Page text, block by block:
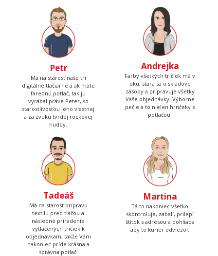
Petr
Má na starosť naše tri
digitálne tlačiarne a ak máte
farebnú potlač, tak ju
vyrábal práve Peter, so
starostlivosťou jeho vlastnej
a za zvuku tvrdej rockovej
hudby.
Andrejka
Farby všetkých tričiek má v
oku, stará sa o skladové
zásoby a pripravuje všetky
Vaše objednávky. Výborne
pečie a to nielen hrnčeky s
potlačou.
Tadeáš
Má na starosť prípravu
textilu pred tlačou a
následné priradenie
vytlačených tričiek k
objednávkam, takže Vám
nakoniec príde krásna a
správna potlač.
Martina
Tá to nakoniec všetko
skontroluje, zabalí, prilepí
štítok s adresou a dohliada
aby to kuriér odviezol.